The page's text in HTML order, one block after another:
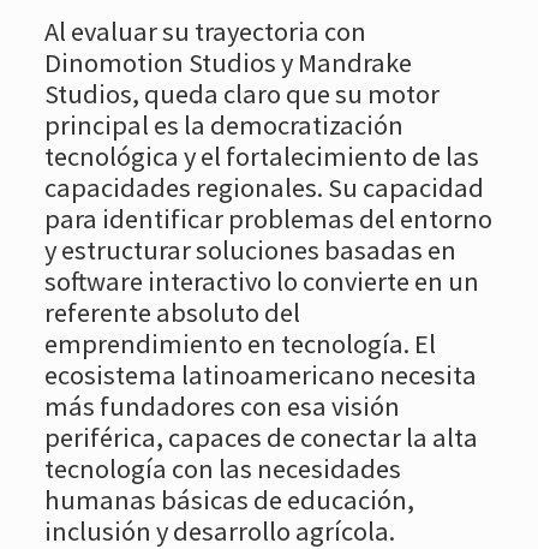
Al evaluar su trayectoria con
Dinomotion Studios y Mandrake
Studios, queda claro que su motor
principal es la democratización
tecnológica y el fortalecimiento de las
capacidades regionales. Su capacidad
para identificar problemas del entorno
y estructurar soluciones basadas en
software interactivo lo convierte en un
referente absoluto del
emprendimiento en tecnología. El
ecosistema latinoamericano necesita
más fundadores con esa visión
periférica, capaces de conectar la alta
tecnología con las necesidades
humanas básicas de educación,
inclusión y desarrollo agrícola.